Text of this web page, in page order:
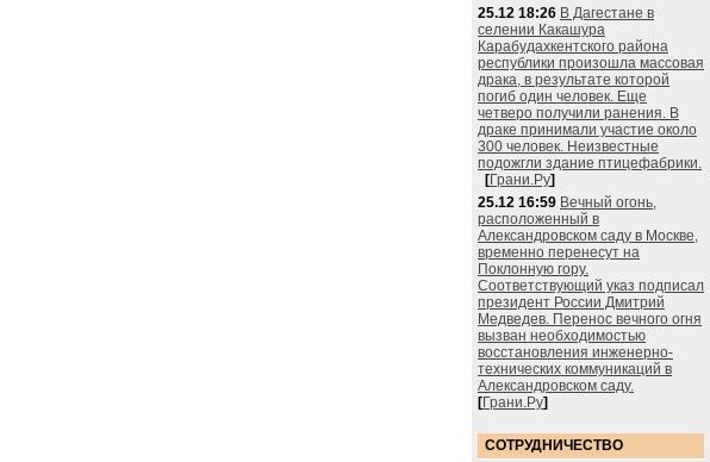
25.12 18:26 В Дагестане в
селении Какашура
Карабудахкентского района
республики произошла массовая
драка, в результате которой
погиб один человек. Еще
четверо получили ранения. В
драке принимали участие около
300 человек. Неизвестные
подожгли здание птицефабрики.
[Грани.Ру]
25.12 16:59 Вечный огонь,
расположенный в
Александровском саду в Москве,
временно перенесут на
Поклонную гору.
Соответствующий указ подписал
президент России Дмитрий
Медведев. Перенос вечного огня
вызван необходимостью
восстановления инженерно-
технических коммуникаций в
Александровском саду.
[Грани.Ру]
СОТРУДНИЧЕСТВО